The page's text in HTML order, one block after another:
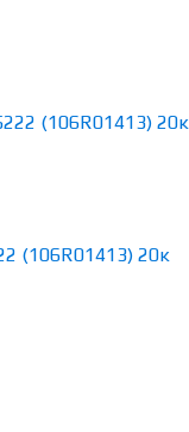
(106R01413) 20к